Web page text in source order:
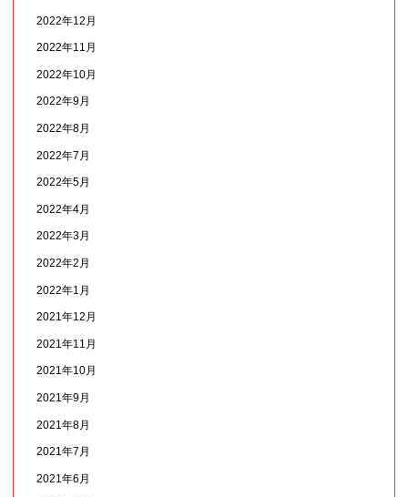
2022年12月
2022年11月
2022年10月
2022年9月
2022年8月
2022年7月
2022年5月
2022年4月
2022年3月
2022年2月
2022年1月
2021年12月
2021年11月
2021年10月
2021年9月
2021年8月
2021年7月
2021年6月